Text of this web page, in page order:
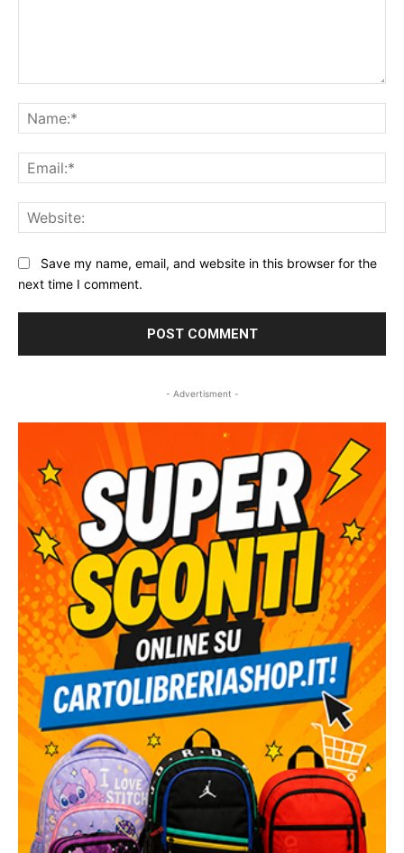
Save my name, email, and website in this browser for the
next time I comment.
- Advertisment -